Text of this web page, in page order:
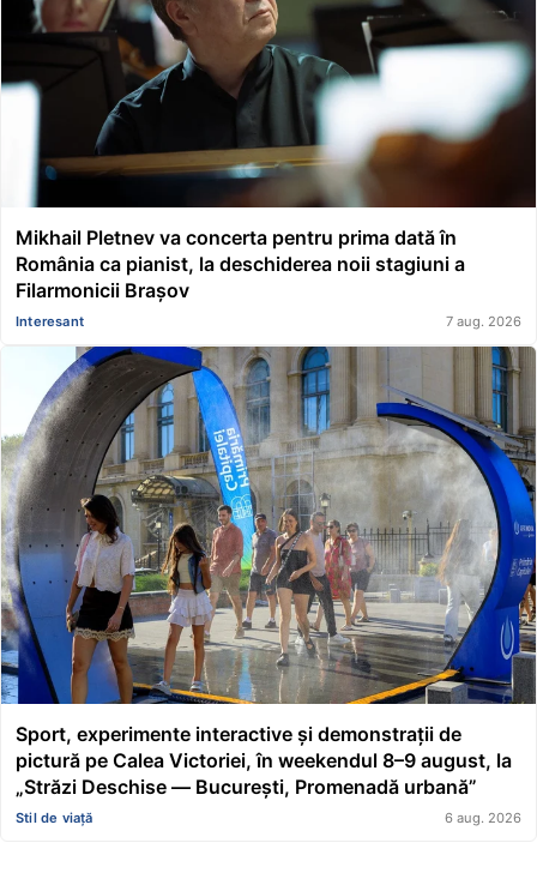
Mikhail Pletnev va concerta pentru prima dată în
România ca pianist, la deschiderea noii stagiuni a
Filarmonicii Brașov
Interesant 7 aug. 2026
Sport, experimente interactive și demonstrații de
pictură pe Calea Victoriei, în weekendul 8–9 august, la
„Străzi Deschise — București, Promenadă urbană”
Stil de viață 6 aug. 2026